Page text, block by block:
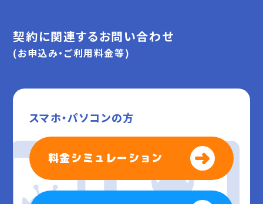
契約に関連するお問い合わせ
(お申込み・ご利用料金等)
スマホ・パソコンの方
料金シミュレーション